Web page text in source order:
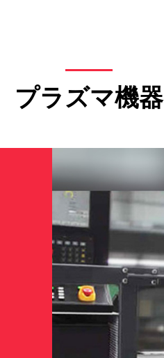
プラズマ機器